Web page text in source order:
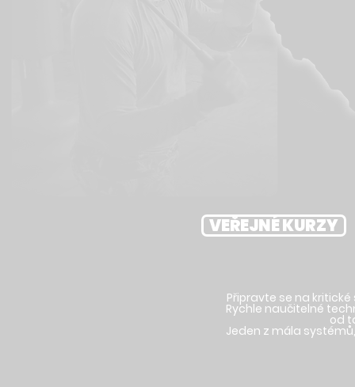
Připravte se na
Rychle naučitelné
od
Jeden z mála
VEŘEJNÉ KURZY